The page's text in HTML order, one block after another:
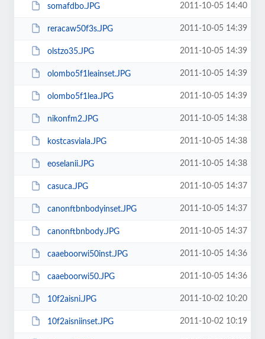
somafdbo.JPG 2011-10-05 14:40
reracaw50f3s.JPG 2011-10-05 14:39
olstzo35.JPG 2011-10-05 14:39
olombo5f1leainset.JPG 2011-10-05 14:39
olombo5f1lea.JPG 2011-10-05 14:39
nikonfm2.JPG 2011-10-05 14:38
kostcasviala.JPG 2011-10-05 14:38
eoselanii.JPG 2011-10-05 14:38
casuca.JPG 2011-10-05 14:37
canonftbnbodyinset.JPG 2011-10-05 14:37
canonftbnbody.JPG 2011-10-05 14:37
caaeboorwi50inst.JPG 2011-10-05 14:36
caaeboorwi50.JPG 2011-10-05 14:36
10f2aisni.JPG 2011-10-02 10:20
10f2aisniinset.JPG 2011-10-02 10:19